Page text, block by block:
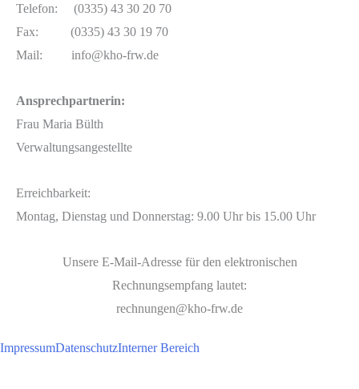
Telefon: (0335) 43 30 20 70
Fax: (0335) 43 30 19 70
Mail: info@kho-frw.de
Ansprechpartnerin:
Frau Maria Bülth
Verwaltungsangestellte
Erreichbarkeit:
Montag, Dienstag und Donnerstag: 9.00 Uhr bis 15.00 Uhr
Unsere E-Mail-Adresse für den elektronischen
Rechnungsempfang lautet:
rechnungen@kho-frw.de
ImpressumDatenschutzInterner Bereich